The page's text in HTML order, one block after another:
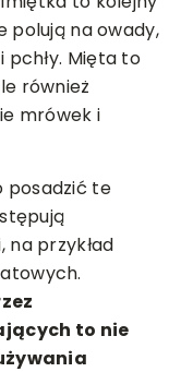
polują na owady,
Mięta to
również
mrówek i
posadzić te
przykład
to nie